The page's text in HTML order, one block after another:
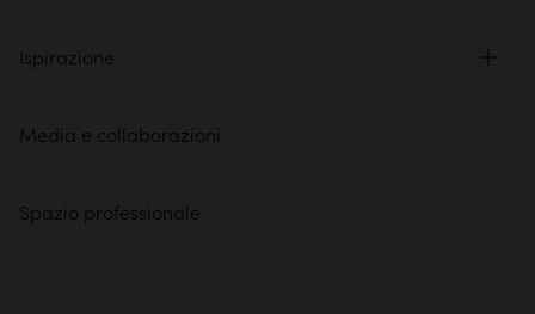
Ispirazione
Media e collaborazioni
Spazio professionale